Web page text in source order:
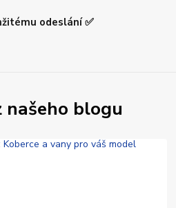
odeslání ✅
našeho blogu